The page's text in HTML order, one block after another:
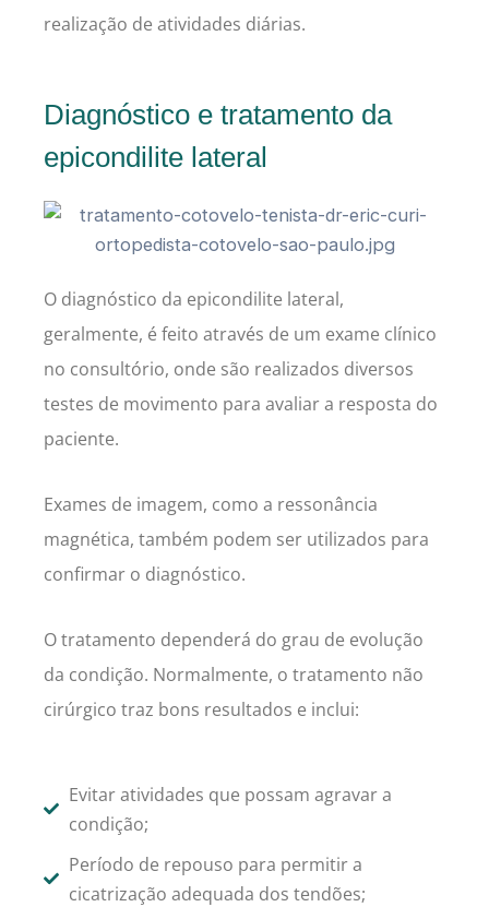
realização de atividades diárias.
Diagnóstico e tratamento da
epicondilite lateral
O diagnóstico da epicondilite lateral,
geralmente, é feito através de um exame clínico
no consultório, onde são realizados diversos
testes de movimento para avaliar a resposta do
paciente.
Exames de imagem, como a ressonância
magnética, também podem ser utilizados para
confirmar o diagnóstico.
O tratamento dependerá do grau de evolução
da condição. Normalmente, o tratamento não
cirúrgico traz bons resultados e inclui:
Evitar atividades que possam agravar a
condição;
Período de repouso para permitir a
cicatrização adequada dos tendões;